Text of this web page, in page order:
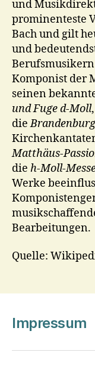
und
prominenteste
Bach und gilt
und
Komponist der
seinen
und Fuge d-Moll
die
Matthäus-
die h-Moll-
Werke
Bearbeitungen.
Quelle:
Impressum